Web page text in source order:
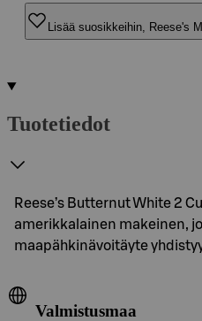
Lisää suosikkeihin, Reese's
Tuotetiedot
Reese’s Butternut White 2
amerikkalainen makeinen,
maapähkinävoitäyte
Valmistusmaa